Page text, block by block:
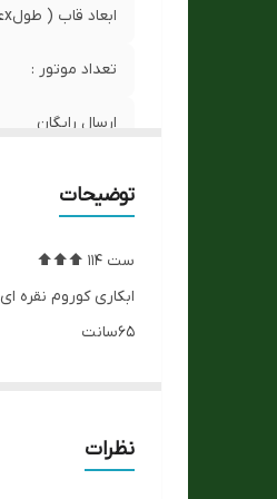
ابعاد قاب ( طولxعرضxضخامت) :
تعداد موتور :
ارسال رایگان
شب نما
رنگ بدنه
توضیحات
ست 114 ⬆️⬆️⬆️
ابکاری کوروم نقره ای
65سانت
رنگبندی٫نوکمدادی ٫طوسی٫سبز
نظرات